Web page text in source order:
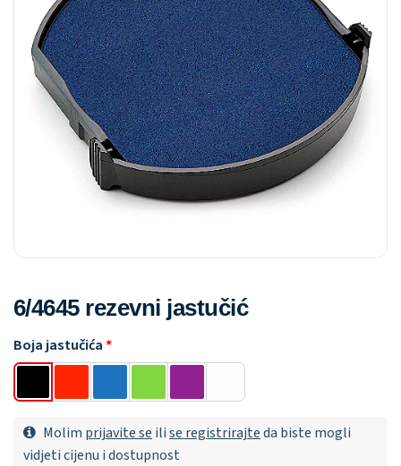
6/4645 rezevni jastučić
Boja jastučića
Molim prijavite se ilise registrirajteda biste mogli
vidjeti cijenu i dostupnost